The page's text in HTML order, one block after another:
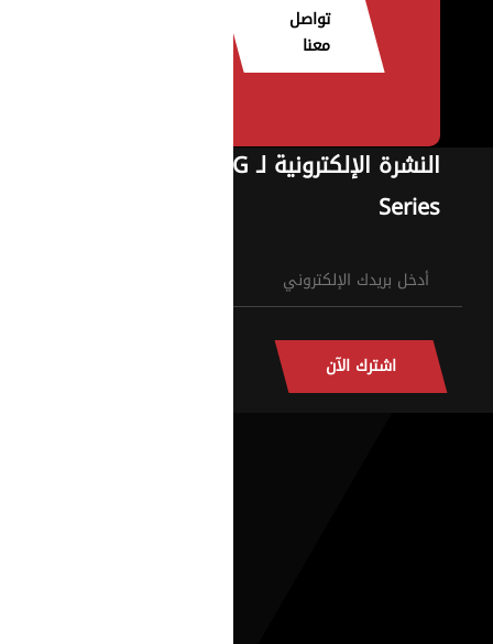
تواصل
معنا
النشرة الإلكترونية لـ G
Series
اشترك الآن